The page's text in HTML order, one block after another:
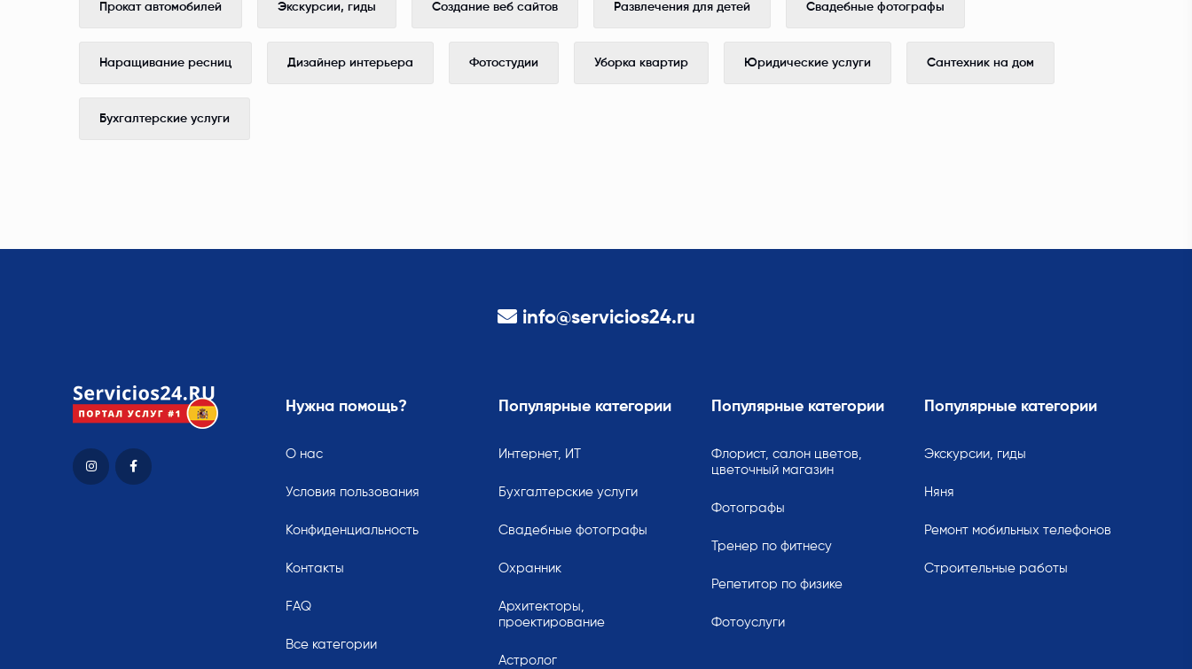
Прокат автомобилей Экскурсии, гиды Создание веб сайтов Развлечения для детей Свадебные фотографы
Наращивание ресниц Дизайнер интерьера Фотостудии Уборка квартир Юридические услуги Сантехник на дом
Бухгалтерские услуги
info@servicios24.ru
Нужна помощь?
О нас
Условия пользования
Конфиденциальность
Контакты
FAQ
Все категории
Популярные категории
Интернет, ИТ
Бухгалтерские услуги
Свадебные фотографы
Охранник
Архитекторы,
проектирование
Астролог
Популярные категории
Флорист, салон цветов,
цветочный магазин
Фотографы
Тренер по фитнесу
Репетитор по физике
Фотоуслуги
Популярные категории
Экскурсии, гиды
Няня
Ремонт мобильных телефонов
Строительные работы